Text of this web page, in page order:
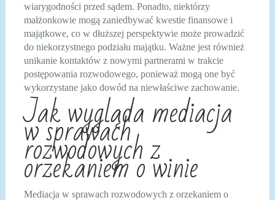
wiarygodności przed sądem. Ponadto, niektórzy
małżonkowie mogą zaniedbywać kwestie finansowe i
majątkowe, co w dłuższej perspektywie może prowadzić
do niekorzystnego podziału majątku. Ważne jest również
unikanie kontaktów z nowymi partnerami w trakcie
postępowania rozwodowego, ponieważ mogą one być
wykorzystane jako dowód na niewłaściwe zachowanie.
Jak wygląda mediacja
w sprawach
rozwodowych z
orzekaniem o winie
Mediacja w sprawach rozwodowych z orzekaniem o